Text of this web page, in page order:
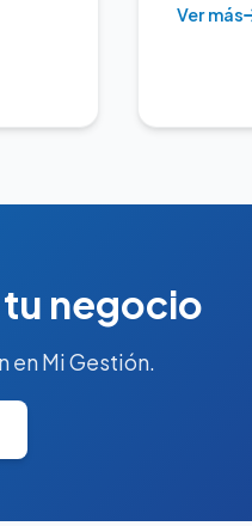
Ver más
negocio
en Mi Gestión.